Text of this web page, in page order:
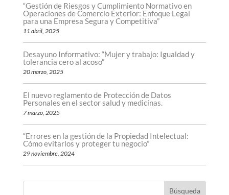
“Gestión de Riesgos y Cumplimiento Normativo en
Operaciones de Comercio Exterior: Enfoque Legal
para una Empresa Segura y Competitiva”
11 abril, 2025
Desayuno Informativo: “Mujer y trabajo: Igualdad y
tolerancia cero al acoso”
20 marzo, 2025
El nuevo reglamento de Protección de Datos
Personales en el sector salud y medicinas.
7 marzo, 2025
“Errores en la gestión de la Propiedad Intelectual:
Cómo evitarlos y proteger tu negocio”
29 noviembre, 2024